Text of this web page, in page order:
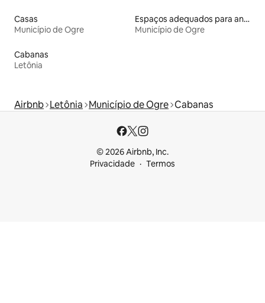
Casas
Município de Ogre
Espaços adequados para animais de estimação
Município de Ogre
Cabanas
Letônia
Airbnb Letônia Município de Ogre Cabanas
© 2026 Airbnb, Inc.
Privacidade
Termos